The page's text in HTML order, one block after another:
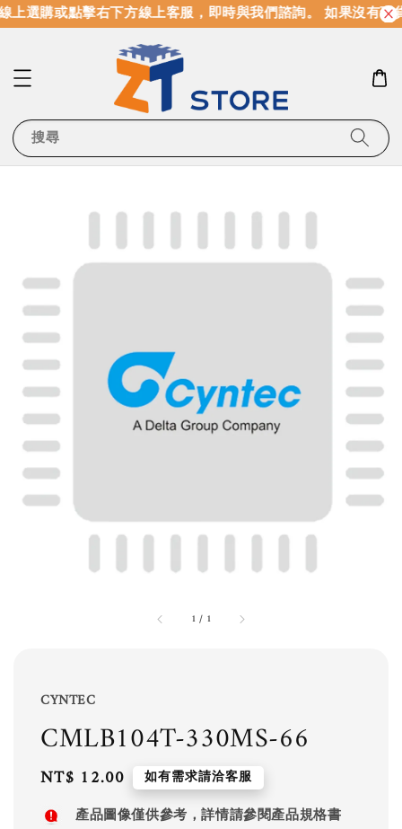
選購或點擊右下方線上客服，即時與我們諮詢。 如果沒有現
搜尋
1 / 1
CYNTEC
CMLB104T-330MS-66
Regular
price
NT$ 12.00 如有需求請洽客服
產品圖像僅供參考，詳情請參閱產品規格書